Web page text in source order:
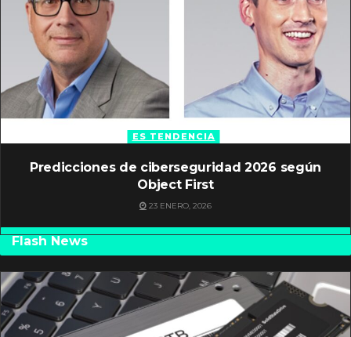
ES TENDENCIA
Predicciones de ciberseguridad 2026 según
Object First
23 ENERO, 2026
Flash News